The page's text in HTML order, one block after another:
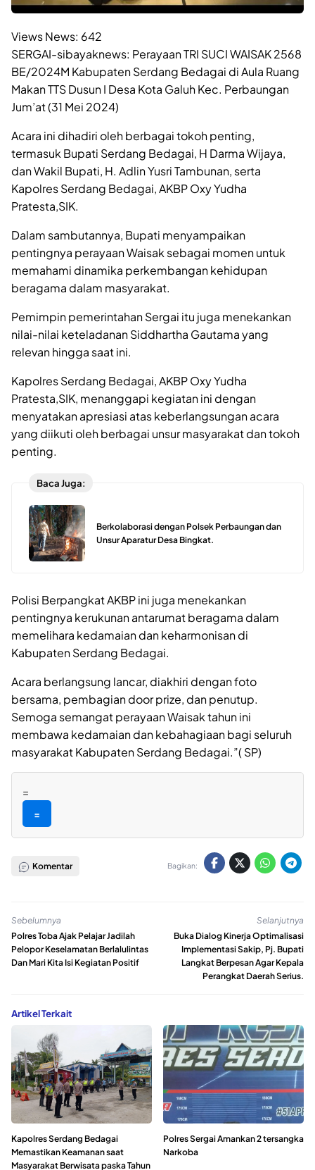
Views News: 642
SERGAI-sibayaknews: Perayaan TRI SUCI WAISAK 2568
BE/2024M Kabupaten Serdang Bedagai di Aula Ruang
Makan TTS Dusun I Desa Kota Galuh Kec. Perbaungan
Jum’at (31 Mei 2024)
Acara ini dihadiri oleh berbagai tokoh penting,
termasuk Bupati Serdang Bedagai, H Darma Wijaya,
dan Wakil Bupati, H. Adlin Yusri Tambunan, serta
Kapolres Serdang Bedagai, AKBP Oxy Yudha
Pratesta,SIK.
Dalam sambutannya, Bupati menyampaikan
pentingnya perayaan Waisak sebagai momen untuk
memahami dinamika perkembangan kehidupan
beragama dalam masyarakat.
Pemimpin pemerintahan Sergai itu juga menekankan
nilai-nilai keteladanan Siddhartha Gautama yang
relevan hingga saat ini.
Kapolres Serdang Bedagai, AKBP Oxy Yudha
Pratesta,SIK, menanggapi kegiatan ini dengan
menyatakan apresiasi atas keberlangsungan acara
yang diikuti oleh berbagai unsur masyarakat dan tokoh
penting.
Baca Juga:
Berkolaborasi dengan Polsek Perbaungan dan
Unsur Aparatur Desa Bingkat.
Polisi Berpangkat AKBP ini juga menekankan
pentingnya kerukunan antarumat beragama dalam
memelihara kedamaian dan keharmonisan di
Kabupaten Serdang Bedagai.
Acara berlangsung lancar, diakhiri dengan foto
bersama, pembagian door prize, dan penutup.
Semoga semangat perayaan Waisak tahun ini
membawa kedamaian dan kebahagiaan bagi seluruh
masyarakat Kabupaten Serdang Bedagai.”( SP)
=
=
Komentar Bagikan:
Sebelumnya
Polres Toba Ajak Pelajar Jadilah
Pelopor Keselamatan Berlalulintas
Dan Mari Kita Isi Kegiatan Positif
Selanjutnya
Buka Dialog Kinerja Optimalisasi
Implementasi Sakip, Pj. Bupati
Langkat Berpesan Agar Kepala
Perangkat Daerah Serius.
Artikel Terkait
Kapolres Serdang Bedagai
Memastikan Keamanan saat
Masyarakat Berwisata paska Tahun
Polres Sergai Amankan 2 tersangka
Narkoba